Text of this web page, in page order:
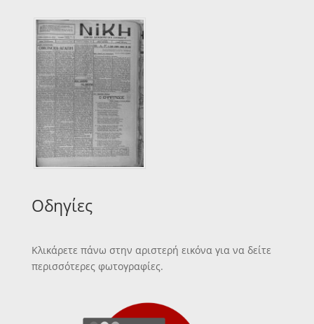
Οδηγίες
Κλικάρετε πάνω στην αριστερή εικόνα για να δείτε
περισσότερες φωτογραφίες.